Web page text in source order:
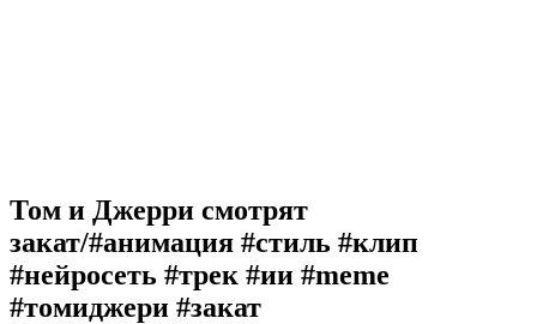
Том и Джерри смотрят
закат/#анимация #стиль #клип
#нейросеть #трек #ии #meme
#томиджери #закат